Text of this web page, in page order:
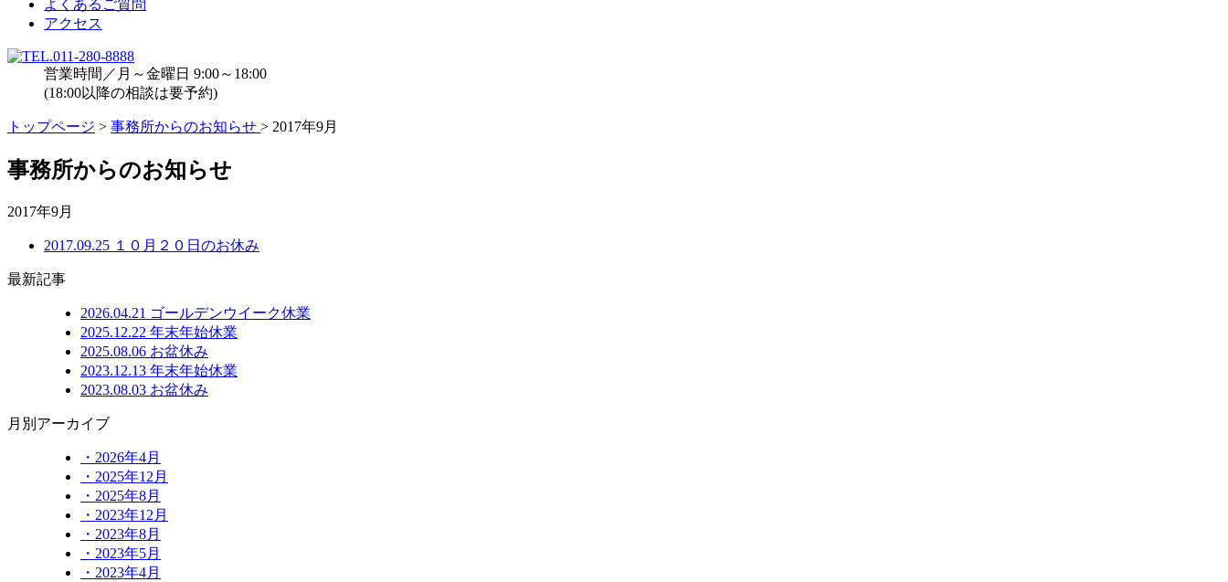
よくあるご質問
アクセス
営業時間／月～金曜日 9:00～18:00
(18:00以降の相談は要予約)
トップページ > 事務所からのお知らせ > 2017年9月
事務所からのお知らせ
2017年9月
2017.09.25 １０月２０日のお休み
最新記事
2026.04.21 ゴールデンウイーク休業
2025.12.22 年末年始休業
2025.08.06 お盆休み
2023.12.13 年末年始休業
2023.08.03 お盆休み
月別アーカイブ
・2026年4月
・2025年12月
・2025年8月
・2023年12月
・2023年8月
・2023年5月
・2023年4月